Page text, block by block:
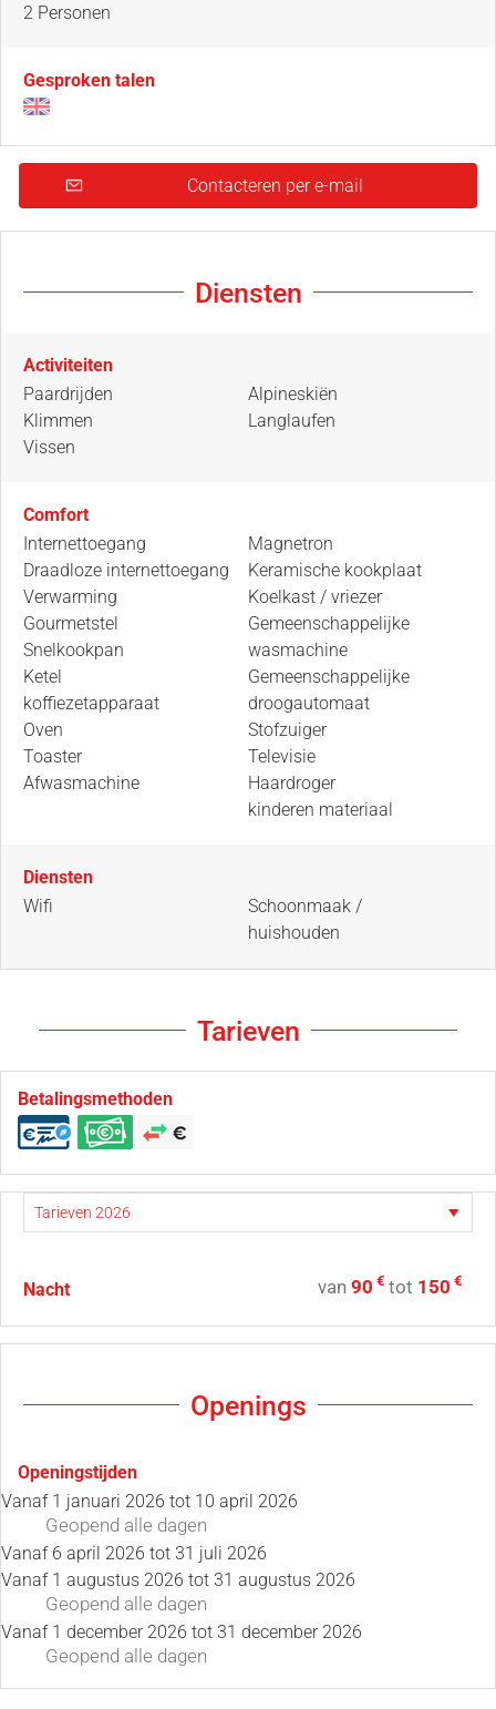
2 Personen
Gesproken talen
Contacteren per e-mail
Diensten
Activiteiten
Paardrijden
Klimmen
Vissen
Alpineskiën
Langlaufen
Comfort
Internettoegang
Draadloze internettoegang
Verwarming
Gourmetstel
Snelkookpan
Ketel
koffiezetapparaat
Oven
Toaster
Afwasmachine
Magnetron
Keramische kookplaat
Koelkast / vriezer
Gemeenschappelijke
wasmachine
Gemeenschappelijke
droogautomaat
Stofzuiger
Televisie
Haardroger
kinderen materiaal
Diensten
Wifi
Schoonmaak /
huishouden
Tarieven
Betalingsmethoden
Nacht van 90 € tot 150 €
Openings
Openingstijden
Vanaf 1 januari 2026 tot 10 april 2026
Geopend alle dagen
Vanaf 6 april 2026 tot 31 juli 2026
Vanaf 1 augustus 2026 tot 31 augustus 2026
Geopend alle dagen
Vanaf 1 december 2026 tot 31 december 2026
Geopend alle dagen